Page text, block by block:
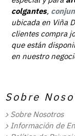
colgantes,
ubicada en Viña
clientes compra
que están
en nuestro
Sobre
Sobre Nosotros
Información de